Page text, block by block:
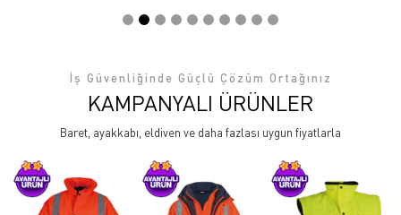
İş Güvenliğinde Güçlü Çözüm Ortağınız
KAMPANYALI ÜRÜNLER
Baret, ayakkabı, eldiven ve daha fazlası uygun fiyatlarla